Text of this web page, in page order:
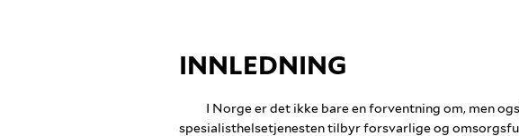
INNLEDNING
I Norge er det ikke bare en forventning om, men
spesialisthelsetjenesten tilbyr forsvarlige og